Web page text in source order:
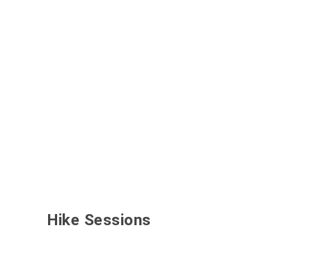
Hike Sessions